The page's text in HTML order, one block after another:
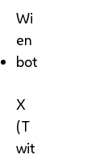
Wi
en
bot
X
(T
wit